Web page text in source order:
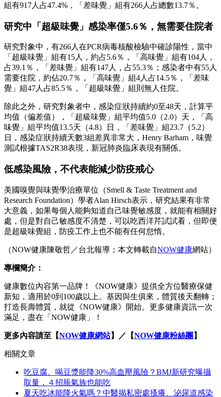
組有917人占47.4%，「差味覺」組有266人占總數13.7％。
研究中「超級味覺」感染率僅5.6％，無需要住院者
研究對象中，有266人在PCR病毒核酸檢驗中確診陽性，當中
「超級味覺」組有15人，約占5.6％，「高味覺」組有104人，
占39.1％，「差味覺」組有147人，占55.3％；感染者中有55人
需要住院，約佔20.7％，「高味覺」組4人占14.5％，「差味
覺」組47人占85.5％，「超級味覺」組則無人住院。
除此之外，研究對象者中，感染症狀持續約0至48天，計算平
均值（偏差值），「超級味覺」組平均值5.0（2.0）天，「高
味覺」組平均值13.5天（4.8）日，「差味覺」組23.7（5.2）
日，感染症狀持續天數3組差異非常大，Henry Barham，味覺
測試根據TAS2R38表現，新冠肺炎臨床表現有關係。
低感染風險，不代表能減少防疫戒心
美國嗅覺與味覺學治療單位（Smell & Taste Treatment and
Research Foundation）學者Alan Hirsch表示，研究結果有非常
大意義，如果每個人能夠知道自己味覺敏感度，就能有相關好
處，但是對自己敏感度不清楚，可以吃西洋芹試試看，但即便
是超級味覺組，防疫工作上也不能有任何怠惰。
（NOW健康陳敬哲／台北報導；本文轉載自NOW健康網站）
專欄簡介：
健康數位內容第一品牌！《NOW健康》提供全方位醫療保健
新知，適用於0到100歲以上。基因與生俱來，體質後天翻轉；
打造長壽體質，就從《NOW健康》開始。更多健康資訊一次
滿足，盡在「NOW健康」！
更多內容請至【NOW健康網站】／【NOW健康粉絲團 】
相關文章
吃豆腐、喝豆漿能降30%高血壓風險？BMJ新研究曝攝
取量，４招脹氣族也能吃
夏天吃冰能降火氣嗎？中醫揭私密處搔癢、泌尿道感染